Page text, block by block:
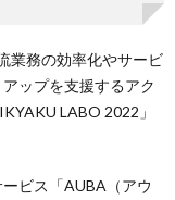
業務の効率化やサービ
ップを支援するアク
LABO 2022」
ビス「AUBA（アウ